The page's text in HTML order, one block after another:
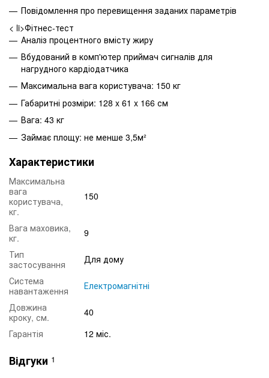
Повідомлення про перевищення заданих параметрів
< li>Фітнес-тест
Аналіз процентного вмісту жиру
Вбудований в комп'ютер приймач сигналів для
нагрудного кардіодатчика
Максимальна вага користувача: 150 кг
Габаритні розміри: 128 x 61 x 166 см
Вага: 43 кг
Займає площу: не менше 3,5м²
Характеристики
Максимальна
вага
користувача,
кг.
150
Вага маховика,
кг.
9
Тип
застосування
Для дому
Система
навантаження
Електромагнітні
Довжина
кроку, см.
40
Гарантія
12 міс.
Відгуки 1